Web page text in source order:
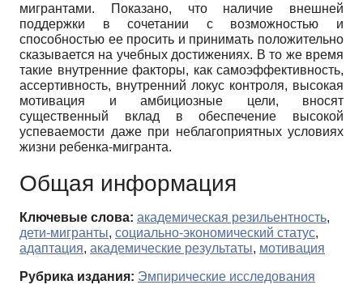
мигрантами. Показано, что наличие внешней
поддержки в сочетании с возможностью и
способностью ее просить и принимать положительно
сказывается на учебных достижениях. В то же время
такие внутренние факторы, как самоэффективность,
ассертивность, внутренний локус контроля, высокая
мотивация и амбициозные цели, вносят
существенный вклад в обеспечение высокой
успеваемости даже при неблагоприятных условиях
жизни ребенка-мигранта.
Общая информация
Ключевые слова: академическая резильентность,
дети-мигранты, социально-экономический статус,
адаптация, академические результаты, мотивация
Рубрика издания: Эмпирические исследования